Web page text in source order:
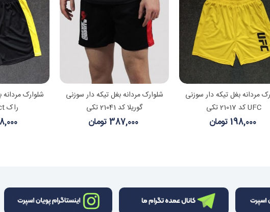
شلوارک
راک Rspct تکی
148,000
مشاهده بیشتر
شلوارک مردانه بغل تیکه دار سوزنی
گوریلا کد 21041 تکی
387,000 تومان
مشاهده بیشتر
مردانه بغل تیکه دار سوزنی
UFC کد 21017 تکی
198,000 تومان